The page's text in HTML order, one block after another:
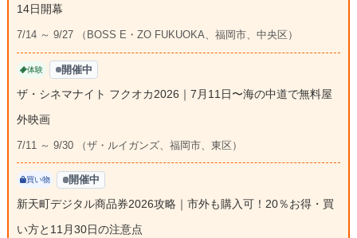
14日開幕
7/14 ～ 9/27 （BOSS E・ZO FUKUOKA、福岡市、中央区）
体験 開催中
ザ・シネマナイト フクオカ2026｜7月11日〜海の中道で無料屋
外映画
7/11 ～ 9/30 （ザ・ルイガンズ、福岡市、東区）
買い物 開催中
新天町デジタル商品券2026攻略｜市外も購入可！20％お得・買
い方と11月30日の注意点